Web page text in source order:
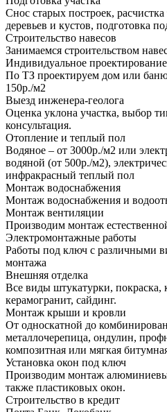
Снос старых построек,
деревьев и кустов, подготовка
Строительство навесов
Занимаемся строительством
Индивидуальное проектирование
По ТЗ проектируем дом или
150р./м2
Выезд инженера-геолога
Оценка уклона участка, выбор
консультация.
Отопление и теплый пол
Водяное – от 3000р./м2 или
водяной (от 500р./м2),
инфракрасный теплый пол
Монтаж водоснабжения
Монтаж водоснабжения и
Монтаж вентиляции
Производим монтаж
Электромонтажные работы
Работы под ключ с различными
монтажа
Внешняя отделка
Все виды штукатурки, покраска,
керамогранит, сайдинг.
Монтаж крыши и кровли
От односкатной до
металлочерепица, ондулин,
композитная или мягкая
Установка окон под ключ
Производим монтаж
также пластиковых окон.
Строительство в кредит